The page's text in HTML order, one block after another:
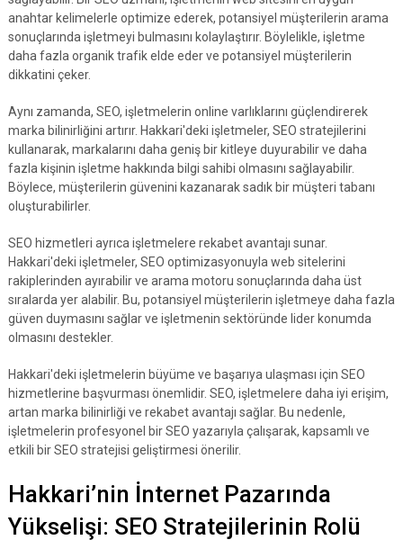
anahtar kelimelerle optimize ederek, potansiyel müşterilerin arama
sonuçlarında işletmeyi bulmasını kolaylaştırır. Böylelikle, işletme
daha fazla organik trafik elde eder ve potansiyel müşterilerin
dikkatini çeker.
Aynı zamanda, SEO, işletmelerin online varlıklarını güçlendirerek
marka bilinirliğini artırır. Hakkari'deki işletmeler, SEO stratejilerini
kullanarak, markalarını daha geniş bir kitleye duyurabilir ve daha
fazla kişinin işletme hakkında bilgi sahibi olmasını sağlayabilir.
Böylece, müşterilerin güvenini kazanarak sadık bir müşteri tabanı
oluşturabilirler.
SEO hizmetleri ayrıca işletmelere rekabet avantajı sunar.
Hakkari'deki işletmeler, SEO optimizasyonuyla web sitelerini
rakiplerinden ayırabilir ve arama motoru sonuçlarında daha üst
sıralarda yer alabilir. Bu, potansiyel müşterilerin işletmeye daha fazla
güven duymasını sağlar ve işletmenin sektöründe lider konumda
olmasını destekler.
Hakkari'deki işletmelerin büyüme ve başarıya ulaşması için SEO
hizmetlerine başvurması önemlidir. SEO, işletmelere daha iyi erişim,
artan marka bilinirliği ve rekabet avantajı sağlar. Bu nedenle,
işletmelerin profesyonel bir SEO yazarıyla çalışarak, kapsamlı ve
etkili bir SEO stratejisi geliştirmesi önerilir.
Hakkari’nin İnternet Pazarında
Yükselişi: SEO Stratejilerinin Rolü